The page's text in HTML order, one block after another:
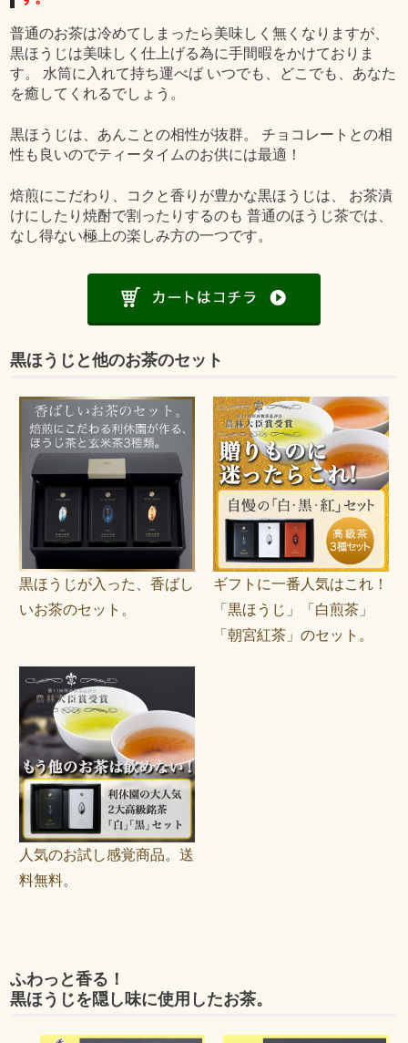
普通のお茶は冷めてしまったら美味しく無くなりますが、
黒ほうじは美味しく仕上げる為に手間暇をかけておりま
す。 水筒に入れて持ち運べば いつでも、どこでも、あなた
を癒してくれるでしょう。
黒ほうじは、あんことの相性が抜群。 チョコレートとの相
性も良いのでティータイムのお供には最適！
焙煎にこだわり、コクと香りが豊かな黒ほうじは、 お茶漬
けにしたり焼酎で割ったりするのも 普通のほうじ茶では、
なし得ない極上の楽しみ方の一つです。
黒ほうじと他のお茶のセット
黒ほうじが入った、香ばし
いお茶のセット。
ギフトに一番人気はこれ！
「黒ほうじ」「白煎茶」
「朝宮紅茶」のセット。
人気のお試し感覚商品。送
料無料。
ふわっと香る！
黒ほうじを隠し味に使用したお茶。